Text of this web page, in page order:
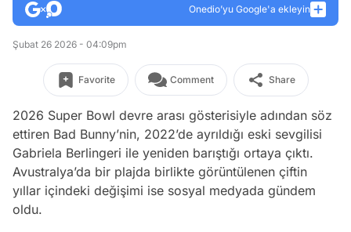
Onedio’yu Google'a ekleyin
Şubat 26 2026 - 04:09pm
Favorite Comment Share
2026 Super Bowl devre arası gösterisiyle adından söz
ettiren Bad Bunny’nin, 2022’de ayrıldığı eski sevgilisi
Gabriela Berlingeri ile yeniden barıştığı ortaya çıktı.
Avustralya’da bir plajda birlikte görüntülenen çiftin
yıllar içindeki değişimi ise sosyal medyada gündem
oldu.